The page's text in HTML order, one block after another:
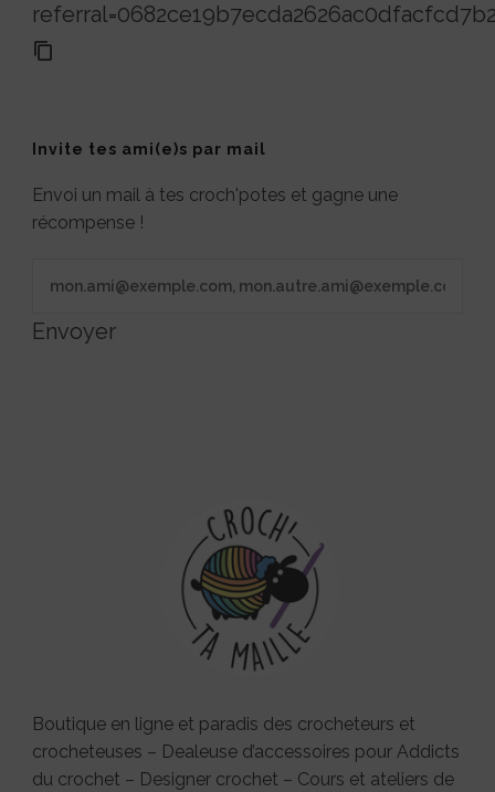
Invite tes ami(e)s par mail
Envoi un mail à tes croch'potes et gagne une
récompense !
Envoyer
Boutique en ligne et paradis des crocheteurs et
crocheteuses – Dealeuse d’accessoires pour Addicts
du crochet – Designer crochet – Cours et ateliers de